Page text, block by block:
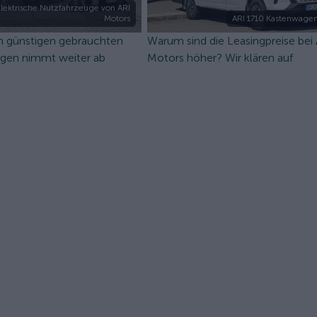
Nutzfahrzeuge von ARI
Motors
günstigen gebrauchten
nimmt weiter ab
ARI 1710
Warum sind die Leasingpreise bei
Motors höher? Wir klären auf